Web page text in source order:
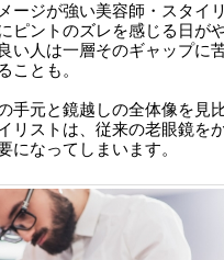
ージが強い美容師・スタイ
ピントのズレを感じる日が
い人は一層そのギャップに
ことも。
手元と鏡越しの全体像を見
リストは、従来の老眼鏡を
になってしまいます。